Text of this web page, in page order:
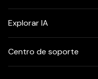
Explorar IA
Centro de soporte